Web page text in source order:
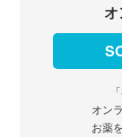
オン
お薬